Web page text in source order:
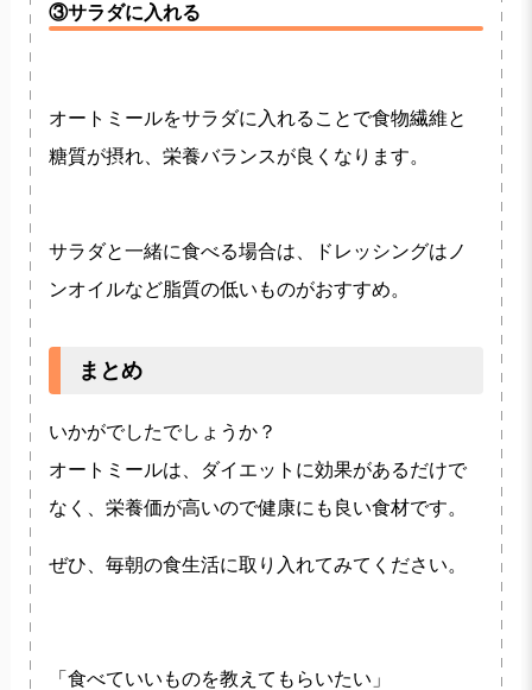
③サラダに入れる
オートミールをサラダに入れることで食物繊維と
糖質が摂れ、栄養バランスが良くなります。
サラダと一緒に食べる場合は、ドレッシングはノ
ンオイルなど脂質の低いものがおすすめ。
まとめ
いかがでしたでしょうか？
オートミールは、ダイエットに効果があるだけで
なく、栄養価が高いので健康にも良い食材です。
ぜひ、毎朝の食生活に取り入れてみてください。
「食べていいものを教えてもらいたい」